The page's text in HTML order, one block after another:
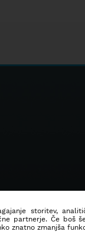
storitev,
partnerje. Če boš
znatno zmanjša